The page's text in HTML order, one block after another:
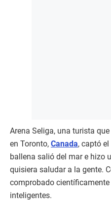
Arena Seliga, una turista
en Toronto, Canada, captó
ballena salió del mar e hizo
quisiera saludar a la gente.
comprobado
inteligentes.